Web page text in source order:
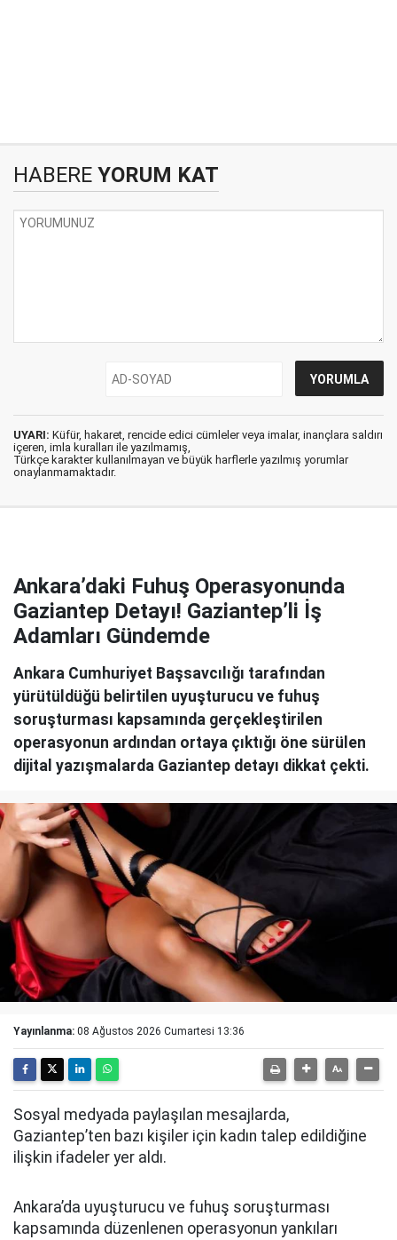
HABERE YORUM KAT
UYARI: Küfür, hakaret, rencide edici cümleler veya imalar, inançlara saldırı
içeren, imla kuralları ile yazılmamış,
Türkçe karakter kullanılmayan ve büyük harflerle yazılmış yorumlar
onaylanmamaktadır.
Ankara’daki Fuhuş Operasyonunda
Gaziantep Detayı! Gaziantep’li İş
Adamları Gündemde
Ankara Cumhuriyet Başsavcılığı tarafından
yürütüldüğü belirtilen uyuşturucu ve fuhuş
soruşturması kapsamında gerçekleştirilen
operasyonun ardından ortaya çıktığı öne sürülen
dijital yazışmalarda Gaziantep detayı dikkat çekti.
Yayınlanma: 08 Ağustos 2026 Cumartesi 13:36
Sosyal medyada paylaşılan mesajlarda,
Gaziantep’ten bazı kişiler için kadın talep edildiğine
ilişkin ifadeler yer aldı.
Ankara’da uyuşturucu ve fuhuş soruşturması
kapsamında düzenlenen operasyonun yankıları